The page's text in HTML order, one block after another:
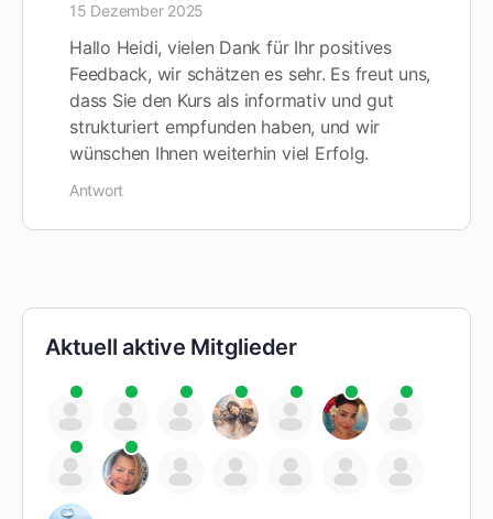
15 Dezember 2025
Hallo Heidi, vielen Dank für Ihr positives
Feedback, wir schätzen es sehr. Es freut uns,
dass Sie den Kurs als informativ und gut
strukturiert empfunden haben, und wir
wünschen Ihnen weiterhin viel Erfolg.
Antwort
Aktuell aktive Mitglieder